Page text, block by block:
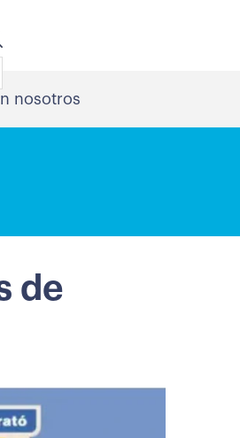
nosotros
de